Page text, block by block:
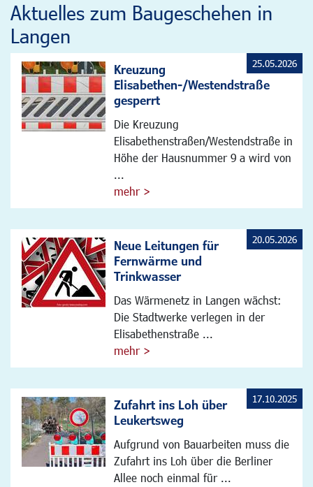
Aktuelles zum Baugeschehen in
Langen
Kreuzung
Elisabethen-/Westendstraße
gesperrt
Die Kreuzung
Elisabethenstraßen/Westendstraße in
Höhe der Hausnummer 9 a wird von
...
mehr >
25.05.2026
Neue Leitungen für
Fernwärme und
Trinkwasser
Das Wärmenetz in Langen wächst:
Die Stadtwerke verlegen in der
Elisabethenstraße ...
mehr >
20.05.2026
Zufahrt ins Loh über
Leukertsweg
Aufgrund von Bauarbeiten muss die
Zufahrt ins Loh über die Berliner
Allee noch einmal für ...
17.10.2025